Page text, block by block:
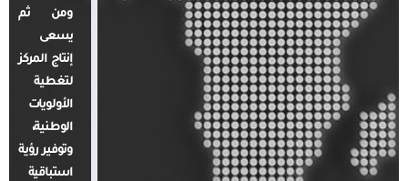
ومن ثم
يسعى
إنتاج المركز
لتغطية
الأولويات
الوطنية،
وتوفير رؤية
استباقية